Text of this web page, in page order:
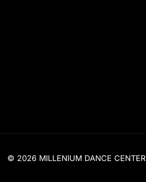
© 2026 MILLENIUM DANCE CENTER